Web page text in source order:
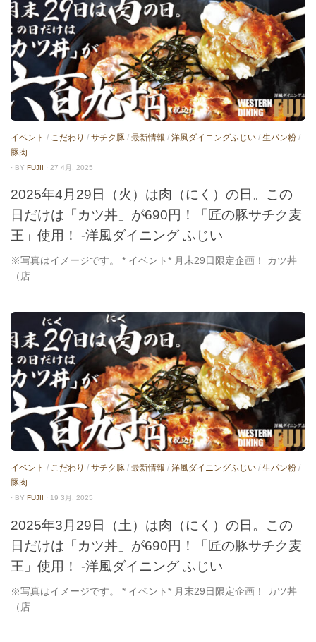
イベント / こだわり / サチク豚 / 最新情報 / 洋風ダイニングふじい / 生パン粉 /
豚肉
· BY FUJII · 27 4月, 2025
2025年4月29日（火）は肉（にく）の日。この
日だけは「カツ丼」が690円！「匠の豚サチク麦
王」使用！ -洋風ダイニング ふじい
※写真はイメージです。 * イベント* 月末29日限定企画！ カツ丼
（店...
イベント / こだわり / サチク豚 / 最新情報 / 洋風ダイニングふじい / 生パン粉 /
豚肉
· BY FUJII · 19 3月, 2025
2025年3月29日（土）は肉（にく）の日。この
日だけは「カツ丼」が690円！「匠の豚サチク麦
王」使用！ -洋風ダイニング ふじい
※写真はイメージです。 * イベント* 月末29日限定企画！ カツ丼
（店...